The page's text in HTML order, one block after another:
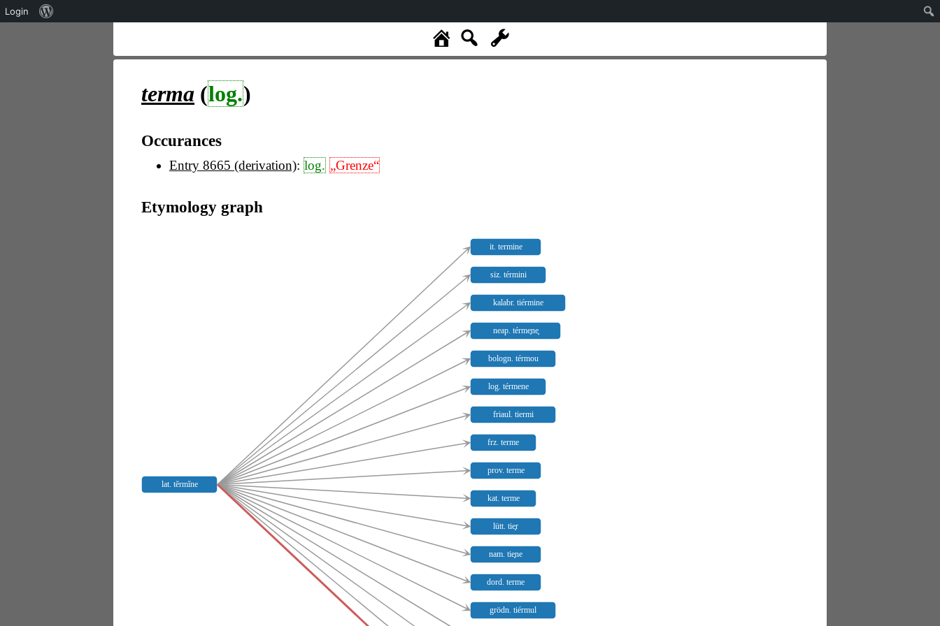
terma (log.)
Occurances
Entry 8665 (derivation): log. „Grenze“
Etymology graph
lat. tĕrmĭne
it. termine
siz. términi
kalabr. tiérmine
neap. térme̥ne̥
bologn. térmou
log. térmene
friaul. tiermi
frz. terme
prov. terme
kat. terme
lütt. tie̥r
nam. tie̥ne
dord. terme
grödn. tiérmul
Login